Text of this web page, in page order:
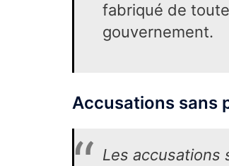
fabriqué de
gouvernement.
Accusations sans
Les accusations